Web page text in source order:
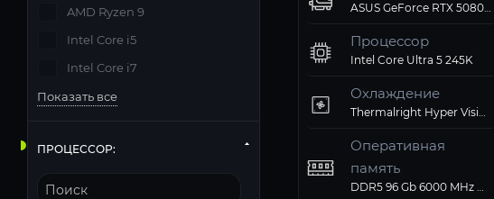
ASUS GeForce RTX 5080 ROG Astral OC 16Gb
Процессор
Intel Core Ultra 5 245K
Охлаждение
Thermalright Hyper Vision 360 ARGB Black
Оперативная
память
DDR5 96 Gb 6000 MHz G.Skill TRIDENT Z5 RGB White (F5-6000J3036F48GX2-TZ5RW)
Твердотельный
Компьютерный
Операционная
AMD Ryzen 9
Intel Core i5
Intel Core i7
Показать все
ПРОЦЕССОР: